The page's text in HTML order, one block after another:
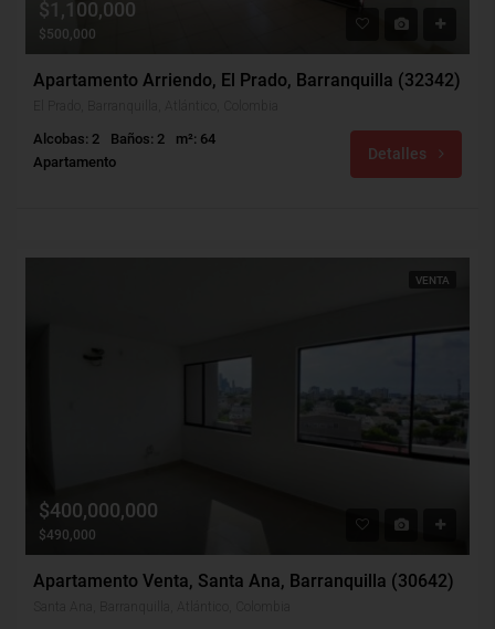
$1,100,000
$500,000
Apartamento Arriendo, El Prado, Barranquilla (32342)
Alcobas: 2 Baños: 2
m²: 64
Apartamento
Detalles
VENTA
$400,000,000
$490,000
Apartamento Venta, Santa Ana, Barranquilla (30642)